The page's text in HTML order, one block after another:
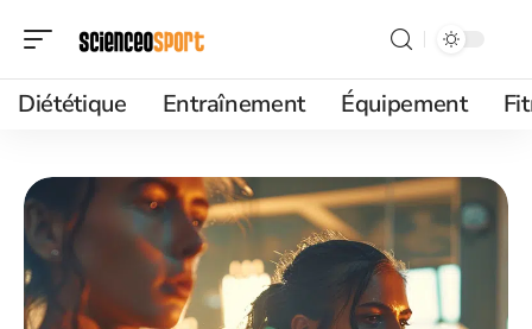
Diététique Entraînement Équipement